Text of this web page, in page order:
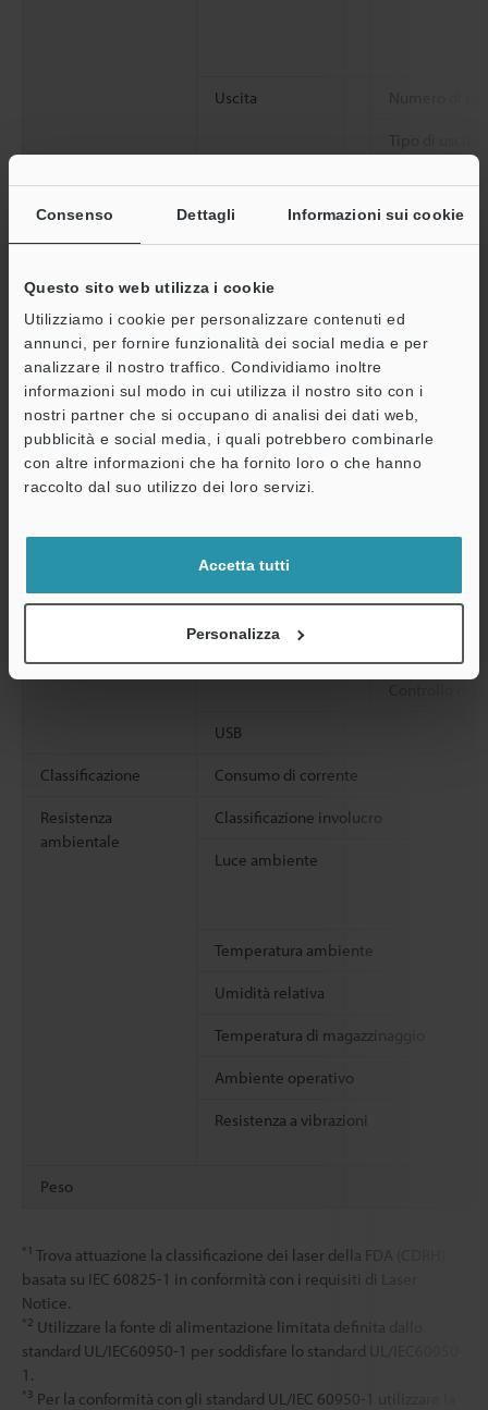
Consenso Dettagli Informazioni sui cookie
Questo sito web utilizza i cookie
Utilizziamo i cookie per personalizzare contenuti ed
annunci, per fornire funzionalità dei social media e per
analizzare il nostro traffico. Condividiamo inoltre
informazioni sul modo in cui utilizza il nostro sito con i
nostri partner che si occupano di analisi dei dati web,
pubblicità e social media, i quali potrebbero combinarle
con altre informazioni che ha fornito loro o che hanno
raccolto dal suo utilizzo dei loro servizi.
Accetta tutti
Personalizza
Uscita
Tipo di uscita
Carico
Corrente di
dispersione in
ON
Specifiche I/O
Ingresso di
attivazione
Metodo di
Velocità di
ricevitore
USB
Classificazione Consumo di corrente
Resistenza
ambientale
Classificazione involucro
Luce ambiente
Temperatura ambiente
Umidità relativa
Temperatura di magazzinaggio
Ambiente operativo
Resistenza a vibrazioni
Peso
*1 Trova attuazione la classificazione dei laser della FDA (CDRH)
basata su IEC 60825-1 in conformità con i requisiti di Laser
Notice.
*2 Utilizzare la fonte di alimentazione limitata definita dallo
standard UL/IEC60950-1 per soddisfare lo standard UL/IEC60950-
1.
*3 Per la conformità con gli standard UL/IEC 60950-1 utilizzare la
Assistenza